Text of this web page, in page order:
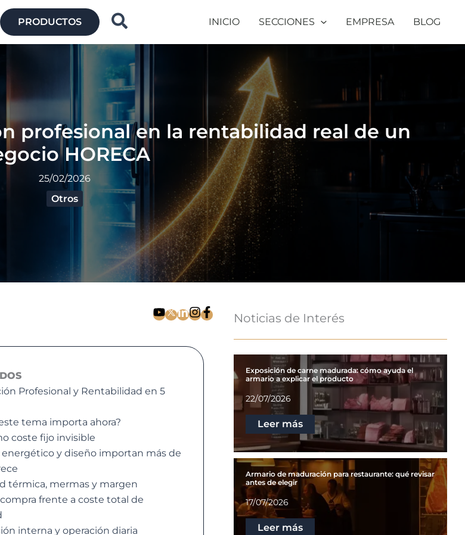
PRODUCTOS Buscar INICIO SECCIONES EMPRESA BLOG
profesional en la rentabilidad real de un
HORECA
25/02/2026
Otros
Profesional y Rentabilidad en 5
tema importa ahora?
coste fijo invisible
y diseño importan más de
térmica, mermas y margen
frente a coste total de
interna y operación diaria
Noticias de Interés
Exposición de carne madurada: cómo ayuda el
armario a explicar el producto
22/07/2026
Leer más
Armario de maduración para restaurante: qué revisar
antes de elegir
17/07/2026
Leer más